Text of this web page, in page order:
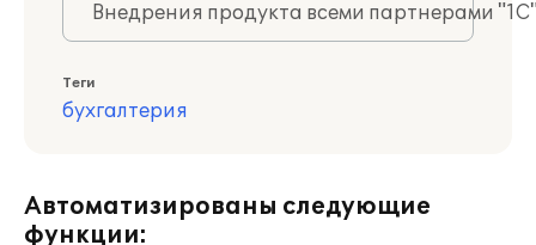
Внедрения продукта всеми партнерами
Теги
бухгалтерия
Автоматизированы следующие
функции: